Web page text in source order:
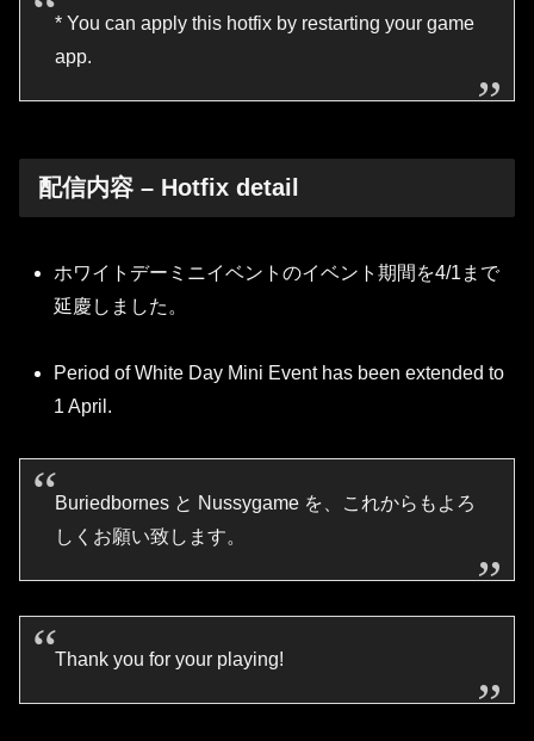
* You can apply this hotfix by restarting your game
app.
配信内容 – Hotfix detail
ホワイトデーミニイベントのイベント期間を4/1まで
延慶しました。
Period of White Day Mini Event has been extended to
1 April.
Buriedbornes と Nussygame を、これからもよろ
しくお願い致します。
Thank you for your playing!